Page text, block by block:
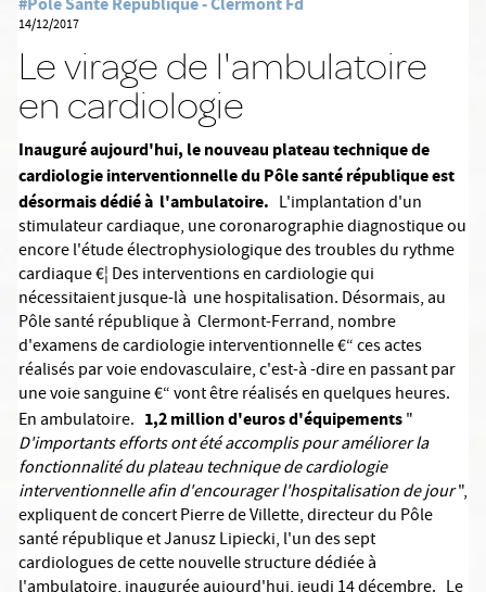
14/12/2017
Le virage de l'ambulatoire
en cardiologie
Inauguré aujourd'hui, le nouveau plateau technique de
cardiologie interventionnelle du Pôle santé république est
désormais dédié à l'ambulatoire. L'implantation d'un
stimulateur cardiaque, une coronarographie diagnostique ou
encore l'étude électrophysiologique des troubles du rythme
cardiaque €¦ Des interventions en cardiologie qui
nécessitaient jusque-là une hospitalisation. Désormais, au
Pôle santé république à Clermont-Ferrand, nombre
d'examens de cardiologie interventionnelle €“ ces actes
réalisés par voie endovasculaire, c'est-à -dire en passant par
une voie sanguine €“ vont être réalisés en quelques heures.
En ambulatoire. 1,2 million d'euros d'équipements"
D'importants efforts ont été accomplis pour améliorer la
fonctionnalité du plateau technique de cardiologie
interventionnelle afin d'encourager l'hospitalisation de jour",
expliquent de concert Pierre de Villette, directeur du Pôle
santé république et Janusz Lipiecki, l'un des sept
cardiologues de cette nouvelle structure dédiée à